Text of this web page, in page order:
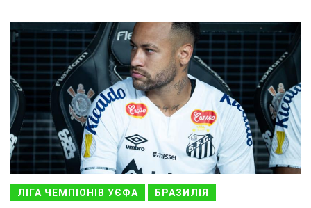
ЛІГА ЧЕМПІОНІВ УЄФА БРАЗИЛІЯ